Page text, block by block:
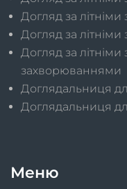
Догляд за
Догляд за
Догляд за
захворюваннями
Доглядальниця
Доглядальниця
Меню